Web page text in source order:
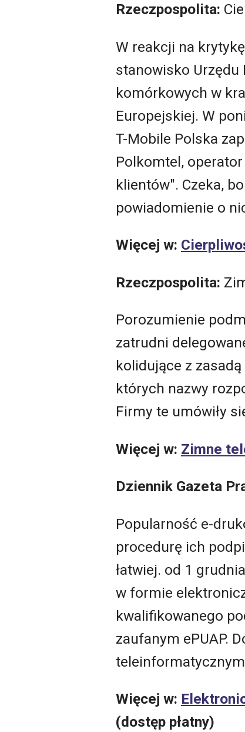
Rzeczpospolita:
W reakcji na
stanowisko Urzędu
komórkowych w
Europejskiej. W
T-Mobile Polska
Polkomtel,
klientów". Czeka,
powiadomienie o
Więcej w:
Rzeczpospolita:
Porozumienie
zatrudni
kolidujące z
których nazwy
Firmy te umówiły
Więcej w: Zimne
Dziennik Gazeta
Popularność e-
procedurę ich
łatwiej. od 1
w formie
kwalifikowanego
zaufanym ePUAP.
Więcej w:
(dostęp płatny)